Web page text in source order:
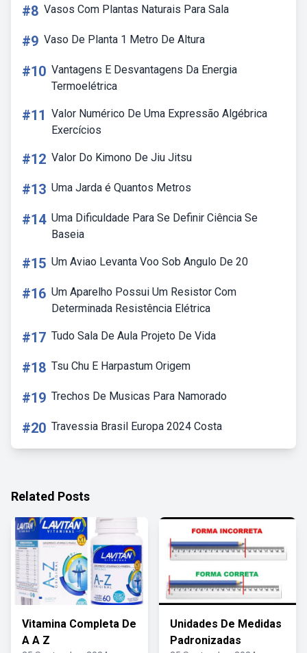
#8 Vasos Com Plantas Naturais Para Sala
#9 Vaso De Planta 1 Metro De Altura
#10 Vantagens E Desvantagens Da Energia
Termoelétrica
#11 Valor Numérico De Uma Expressão Algébrica
Exercícios
#12 Valor Do Kimono De Jiu Jitsu
#13 Uma Jarda é Quantos Metros
#14 Uma Dificuldade Para Se Definir Ciência Se
Baseia
#15 Um Aviao Levanta Voo Sob Angulo De 20
#16 Um Aparelho Possui Um Resistor Com
Determinada Resistência Elétrica
#17 Tudo Sala De Aula Projeto De Vida
#18 Tsu Chu E Harpastum Origem
#19 Trechos De Musicas Para Namorado
#20 Travessia Brasil Europa 2024 Costa
Related Posts
Vitamina Completa De
A A Z
Unidades De Medidas
Padronizadas